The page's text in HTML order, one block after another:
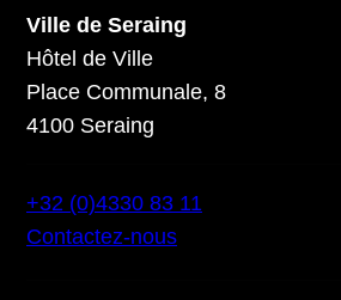
Ville de Seraing
Hôtel de Ville
Place Communale, 8
4100 Seraing
+32 (0)4330 83 11
Contactez-nous